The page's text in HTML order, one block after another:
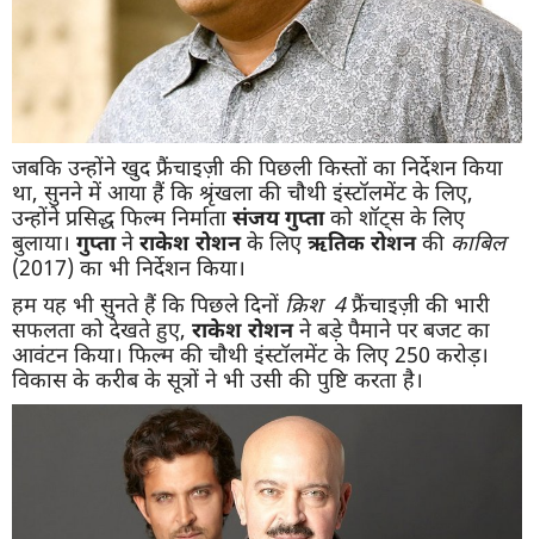
जबकि उन्होंने खुद फ्रैंचाइज़ी की पिछली किस्तों का निर्देशन किया
था, सुनने में आया हैं कि श्रृंखला की चौथी इंस्टॉलमेंट के लिए,
उन्होंने प्रसिद्ध फिल्म निर्माता संजय गुप्ताको शॉट्स के लिए
बुलाया। गुप्तानेराकेश रोशनके लिएऋतिक रोशनकी काबिल
(2017) का भी निर्देशन किया।
हम यह भी सुनते हैं कि पिछले दिनों क्रिश 4फ्रैंचाइज़ी की भारी
सफलता को देखते हुए, राकेश रोशनने बड़े पैमाने पर बजट का
आवंटन किया। फिल्म की चौथी इंस्टॉलमेंट के लिए 250 करोड़।
विकास के करीब के सूत्रों ने भी उसी की पुष्टि करता है।